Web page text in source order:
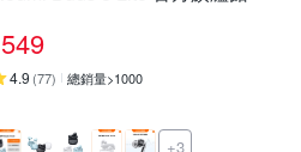
549
4.9 (77) 總銷量>1000
+3